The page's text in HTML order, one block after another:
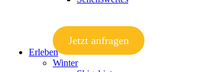
Jetzt anfragen
Erleben
Winter